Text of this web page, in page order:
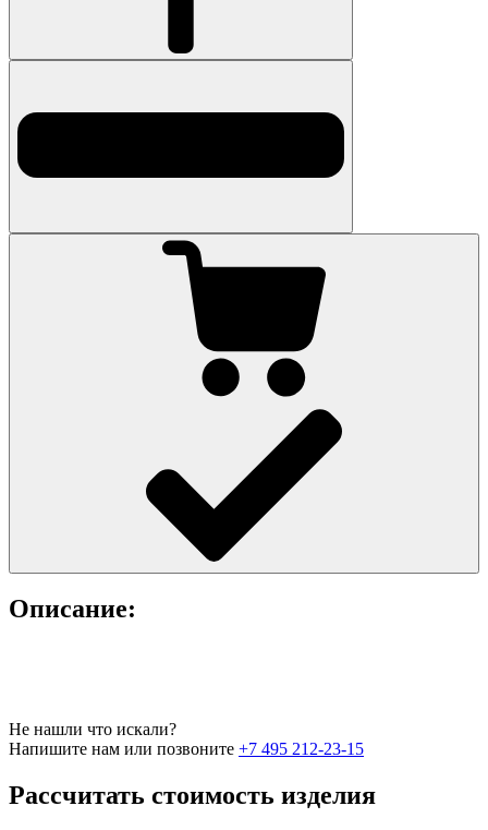
Описание:
Не нашли что искали?
Напишите нам или позвоните +7 495 212-23-15
Рассчитать стоимость изделия